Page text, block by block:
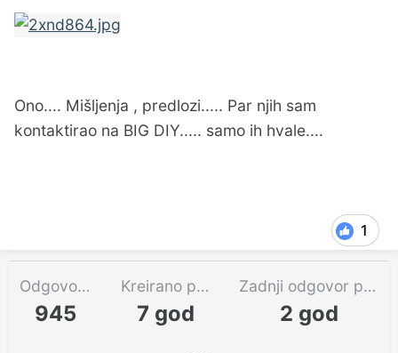
Ono.... Mišljenja , predlozi..... Par njih sam
kontaktirao na BIG DIY..... samo ih hvale....
1
Odgovora
945
Kreirano pre
7 god
Zadnji odgovor pre
2 god